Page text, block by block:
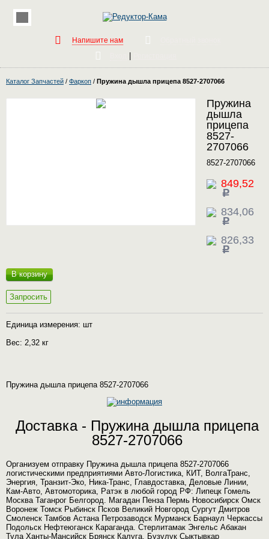
Напишите нам
Каталог Запчастей / Фаркоп / Пружина дышла прицепа 8527-2707066
Пружина
дышла
прицепа
8527-
2707066
8527-2707066
849,52
c
834,06
c
826,33
c
В корзину
Запросить
Единица измерения: шт
Вес: 2,32 кг
Пружина дышла прицепа 8527-2707066
Доставка - Пружина дышла прицепа
8527-2707066
Организуем отправку Пружина дышла прицепа 8527-2707066
логистическими предприятиями Авто-Логистика, КИТ, ВолгаТранс,
Энергия, Транзит-Эко, Ника-Транс, Главдоставка, Деловые Линии,
Кам-Авто, Автомоторика, Ратэк в любой город РФ: Липецк Гомель
Москва Таганрог Белгород. Магадан Пенза Пермь Новосибирск Омск
Воронеж Томск Рыбинск Псков Великий Новгород Сургут Дмитров
Смоленск Тамбов Астана Петрозаводск Мурманск Барнаул Черкассы
Подольск Нефтеюганск Караганда. Стерлитамак Энгельс Абакан
Тула Ханты-Мансийск Брянск Калуга. Бузулук Сыктывкар